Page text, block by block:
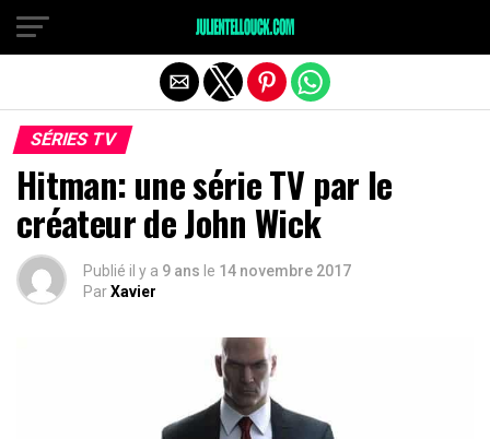
SÉRIES TV
Hitman: une série TV par le
créateur de John Wick
Publié il y a 9 ans le 14 novembre 2017
ParXavier